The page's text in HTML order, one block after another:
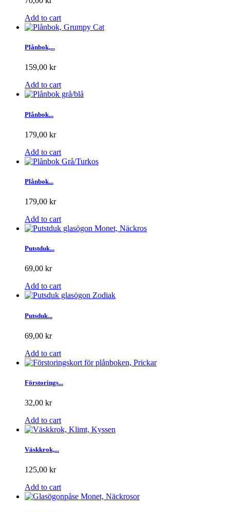
Add to cart
Plånbok,...
159,00 kr
Add to cart
Plånbok...
179,00 kr
Add to cart
Plånbok...
179,00 kr
Add to cart
Putstduk...
69,00 kr
Add to cart
Putsduk...
69,00 kr
Add to cart
Förstorings...
32,00 kr
Add to cart
Väskkrok,...
125,00 kr
Add to cart